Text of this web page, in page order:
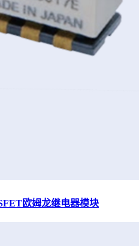
欧姆龙继电器模块